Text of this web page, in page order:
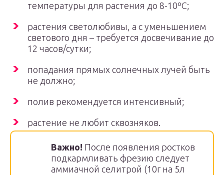
температуры для растения до 8-10ºС;
растения светолюбивы, а с уменьшением
светового дня – требуется досвечивание до
12 часов/сутки;
попадания прямых солнечных лучей быть
не должно;
полив рекомендуется интенсивный;
растение не любит сквозняков.
Важно! После появления ростков
подкармливать фрезию следует
аммиачной селитрой (10г на 5л